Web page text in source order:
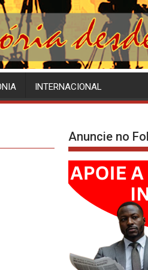
INTERNACIONAL
Anuncie no